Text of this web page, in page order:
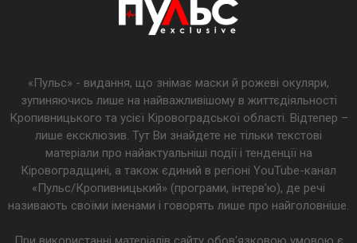
«Пульс» - видання, що знімає маски й рожеві окуляри,
зупиняючись лише на найважливішому в життєдіяльності
Кропивницького та усієї Кіровоградської області. Відтепер –
лише ексклюзив. Тут Ви знайдете не тільки текстові
матеріали про найактуальніші події і тенденції на
Кіровоградщині, а також єдиний в регіоні YouTube-канал
«Пульс/Кропивницький» (програми, інтерв’ю), де речі
називають своїми іменами і говорять лише про найголовніше.